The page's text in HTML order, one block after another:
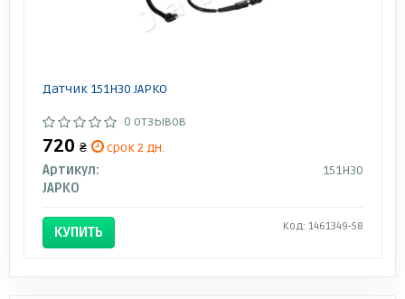
Датчик 151H30 JAPKO
0 отзывов
720 ₴
срок 2 дн.
Артикул:
151H30
JAPKO
КУПИТЬ Код: 1461349-58